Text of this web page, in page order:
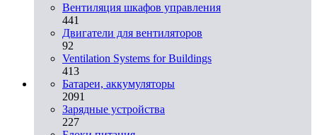
Вентиляция шкафов управления
441
Двигатели для вентиляторов
92
Ventilation Systems for Buildings
413
Батареи, аккумуляторы
2091
Зарядные устройства
227